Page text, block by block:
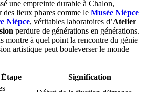
une empreinte durable à Chalon,
des lieux phares comme le Musée Niépce
Niépce, véritables laboratoires d’Atelier
perdure de générations en générations.
montre à quel point la rencontre du génie
artistique peut bouleverser le monde
Signification